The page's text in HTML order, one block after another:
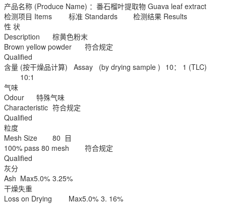
产品名称 (Produce Name) ：番石榴叶提取物 Guava leaf extract
检测项目 Items
标准 Standards
检测结果 Results
性 状
Description
棕黄色粉末
Brown yellow powder
符合规定
Qualified
含量 (按干燥品计算) Assay (by drying sample ) 10： 1 (TLC)
10:1
气味
Odour
特殊气味
Characteristic 符合规定
Qualified
粒度
Mesh Size
80 目
100% pass 80 mesh
符合规定
Qualified
灰分
Ash Max5.0% 3.25%
干燥失重
Loss on Drying
Max5.0% 3. 16%